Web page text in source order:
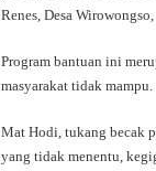
Renes, Desa
Program bantuan ini
masyarakat tidak mampu.
Mat Hodi, tukang becak
yang tidak menentu,